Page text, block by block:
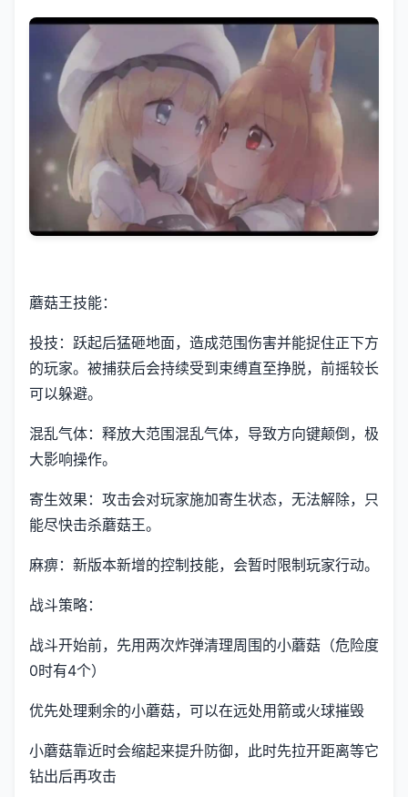
蘑菇王技能：
投技：跃起后猛砸地面，造成范围伤害并能捉住正下方
的玩家。被捕获后会持续受到束缚直至挣脱，前摇较长
可以躲避。
混乱气体：释放大范围混乱气体，导致方向键颠倒，极
大影响操作。
寄生效果：攻击会对玩家施加寄生状态，无法解除，只
能尽快击杀蘑菇王。
麻痹：新版本新增的控制技能，会暂时限制玩家行动。
战斗策略：
战斗开始前，先用两次炸弹清理周围的小蘑菇（危险度
0时有4个）
优先处理剩余的小蘑菇，可以在远处用箭或火球摧毁
小蘑菇靠近时会缩起来提升防御，此时先拉开距离等它
钻出后再攻击